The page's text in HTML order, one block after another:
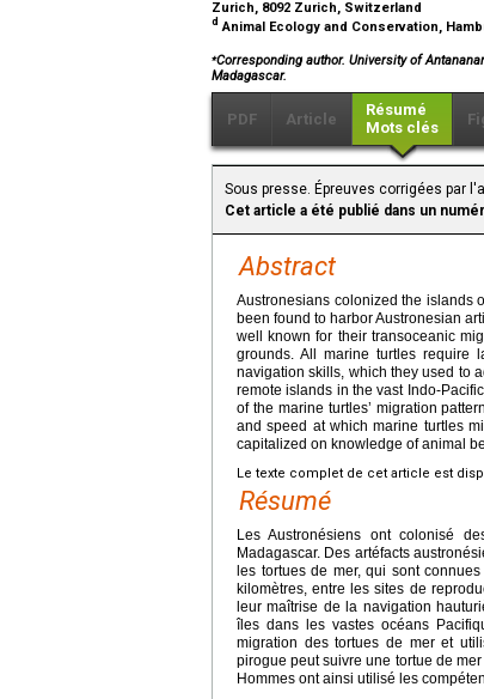
Zurich, 8092 Zurich, Switzerland
d Animal Ecology and Conservation,
⁎Corresponding author. University of
Madagascar.
PDF Article
Résumé
Mots clés
Sous presse. Épreuves corrigées par
Cet article a été publié dans un
Abstract
Austronesians colonized the islands
been found to harbor Austronesian
well known for their transoceanic
grounds. All marine turtles require
navigation skills, which they used to
remote islands in the vast Indo-
of the marine turtles’ migration
and speed at which marine turtles
capitalized on knowledge of animal
Le texte complet de cet article est
Résumé
Les Austronésiens ont colonisé
Madagascar. Des artéfacts
les tortues de mer, qui sont
kilomètres, entre les sites de
leur maîtrise de la navigation
îles dans les vastes océans
migration des tortues de mer et
pirogue peut suivre une tortue de
Hommes ont ainsi utilisé les